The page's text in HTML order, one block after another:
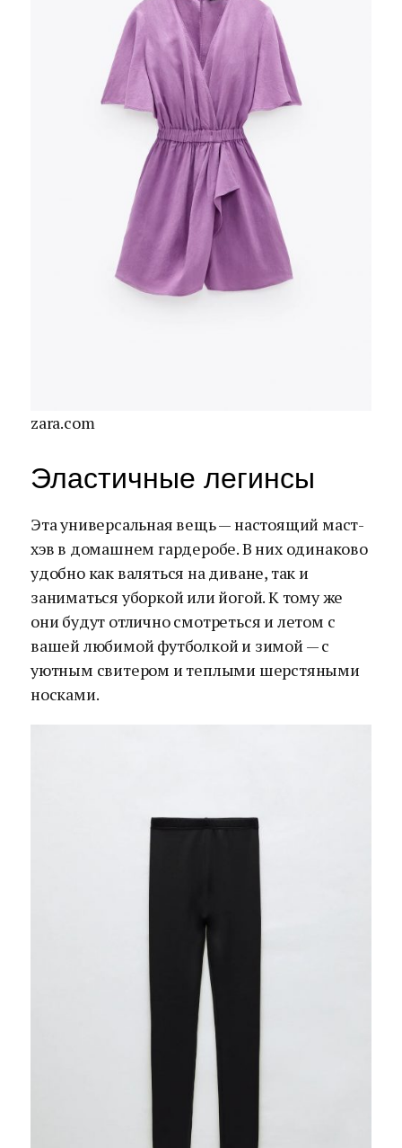
zara.com
Эластичные легинсы
Эта универсальная вещь — настоящий маст-
хэв в домашнем гардеробе. В них одинаково
удобно как валяться на диване, так и
заниматься уборкой или йогой. К тому же
они будут отлично смотреться и летом с
вашей любимой футболкой и зимой — с
уютным свитером и теплыми шерстяными
носками.